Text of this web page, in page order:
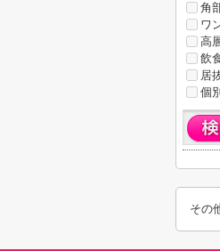
角
ワ
高
飲
居
個
その